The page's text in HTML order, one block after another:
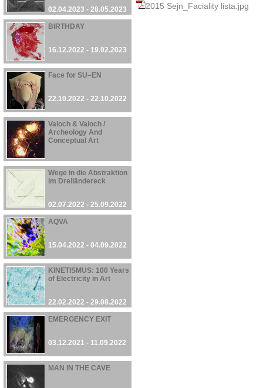
02.04.2023 - 28.05.2023
BIRTHDAY
16.12.2022 - 19.02.2023
Face for SU–EN
22.10.2022 - 22.10.2022
Valoch & Valoch /
Archeology And
Conceptual Art
30.09.2022 - 27.08.2023
Wege in die Abstraktion
im Dreiländereck
02.07.2022 - 25.09.2022
AQVA
15.04.2022 - 04.09.2022
KINETISMUS: 100 Years
of Electricity in Art
22.02.2022 - 29.08.2022
EMERGENCY EXIT
03.12.2021 - 11.09.2022
MAN IN THE CAVE
2015 Sejn_Faciality lista.jpg